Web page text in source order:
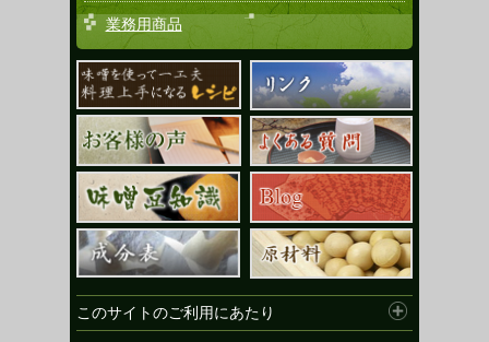
業務用商品
このサイトのご利用にあたり